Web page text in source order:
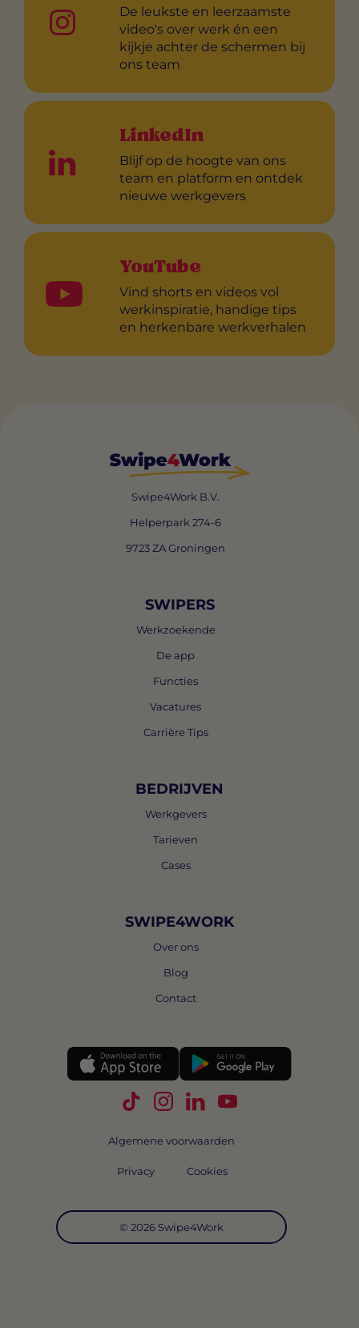
De leukste en leerzaamste
video's over werk én een
kijkje achter de schermen bij
ons team
LinkedIn
Blijf op de hoogte van ons
team en platform en ontdek
nieuwe werkgevers
YouTube
Vind shorts en videos vol
werkinspiratie, handige tips
en herkenbare werkverhalen
Swipe4Work B.V.
Helperpark 274-6
9723 ZA Groningen
SWIPERS
Werkzoekende
De app
Functies
Vacatures
Carrière Tips
BEDRIJVEN
Werkgevers
Tarieven
Cases
SWIPE4WORK
Over ons
Blog
Contact
Volg Swipe4Work op TikTok
Volg Swipe4Work op
Volg Swipe4Work op
Volg Swipe4Work
© 2026 Swipe4Work
Algemene voorwaarden
Privacy Cookies